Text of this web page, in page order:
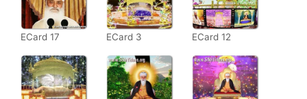
ECard 17 ECard 3 ECard 12